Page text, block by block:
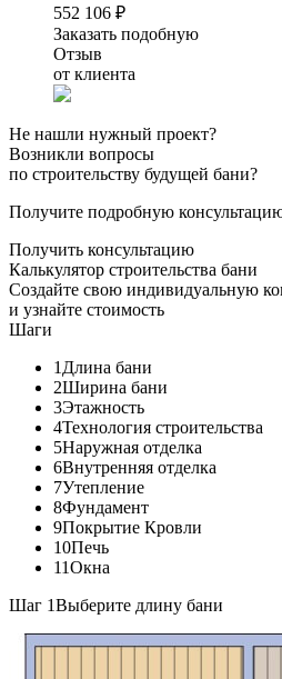
552 106 ₽
Заказать подобную
Отзыв
от клиента
Не нашли нужный проект?
Возникли вопросы
по строительству будущей бани?
Получите подробную
Получить консультацию
Калькулятор строительства бани
Создайте свою индивидуальную
и узнайте стоимость
Шаги
1 Длина бани
2Ширина бани
3Этажность
4Технология строительства
5Наружная отделка
6Внутренняя отделка
7Утепление
8Фундамент
9Покрытие Кровли
10Печь
11Окна
Шаг 1Выберите длину бани